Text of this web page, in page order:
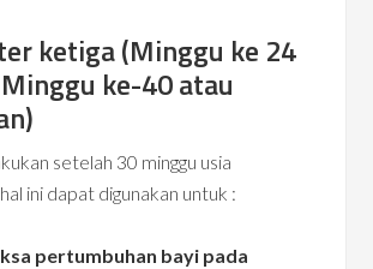
ketiga (Minggu ke 24
ke-40 atau
setelah 30 minggu usia
ini dapat digunakan untuk :
pertumbuhan bayi pada